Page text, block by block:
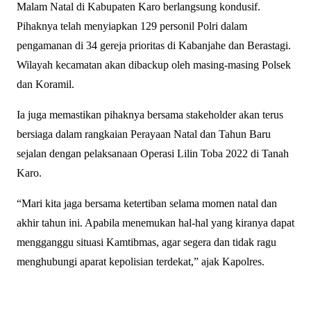
Malam Natal di Kabupaten Karo berlangsung kondusif.
Pihaknya telah menyiapkan 129 personil Polri dalam
pengamanan di 34 gereja prioritas di Kabanjahe dan Berastagi.
Wilayah kecamatan akan dibackup oleh masing-masing Polsek
dan Koramil.
Ia juga memastikan pihaknya bersama stakeholder akan terus
bersiaga dalam rangkaian Perayaan Natal dan Tahun Baru
sejalan dengan pelaksanaan Operasi Lilin Toba 2022 di Tanah
Karo.
“Mari kita jaga bersama ketertiban selama momen natal dan
akhir tahun ini. Apabila menemukan hal-hal yang kiranya dapat
mengganggu situasi Kamtibmas, agar segera dan tidak ragu
menghubungi aparat kepolisian terdekat,” ajak Kapolres.